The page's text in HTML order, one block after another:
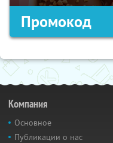
Промокод
Компания
Основное
Публикации о нас